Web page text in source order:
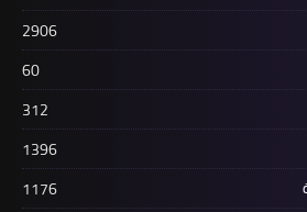
عبد العال ابو غسان
2906
60
312
1396
1176